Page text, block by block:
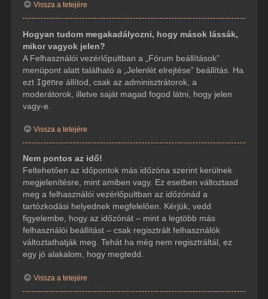
Vissza a tetejére
Hogyan tudom megakadályozni, hogy mások lássák,
mikor vagyok jelen?
A Felhasználói vezérlőpultban a „Fórum beállítások”
menüpont alatt található a „Jelenlét elrejtése” beállítás. Ha
ezt Igenre állítod, csak az adminisztrátorok, a
moderátorok, illetve saját magad fogod látni, hogy jelen
vagy-e.
Vissza a tetejére
Nem pontos az idő!
Feltehetően az időpontok más időzóna szerint kerülnek
megjelenítésre, mint amiben vagy. Ez esetben változtasd
meg a felhasználói vezérlőpultban az időzónád a
tartózkodási helyednek megfelelően. Kérjük, vedd
figyelembe, hogy az időzónát – mint a legtöbb más
felhasználói beállítást – csak regisztrált felhasználók
változtathatják meg. Tehát ha még nem regisztráltál, ez
egy jó alakalom, hogy megtedd.
Vissza a tetejére